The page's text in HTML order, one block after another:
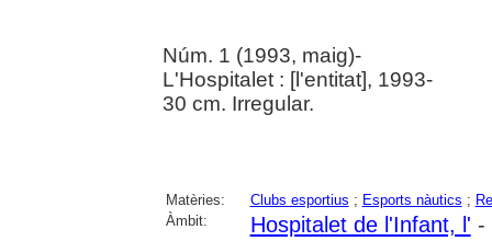
Núm. 1 (1993, maig)-
L'Hospitalet : [l'entitat], 1993-
30 cm. Irregular.
Matèries: Clubs esportius ; Esports nàutics ;
Àmbit:
Hospitalet de l'Infant, l' -